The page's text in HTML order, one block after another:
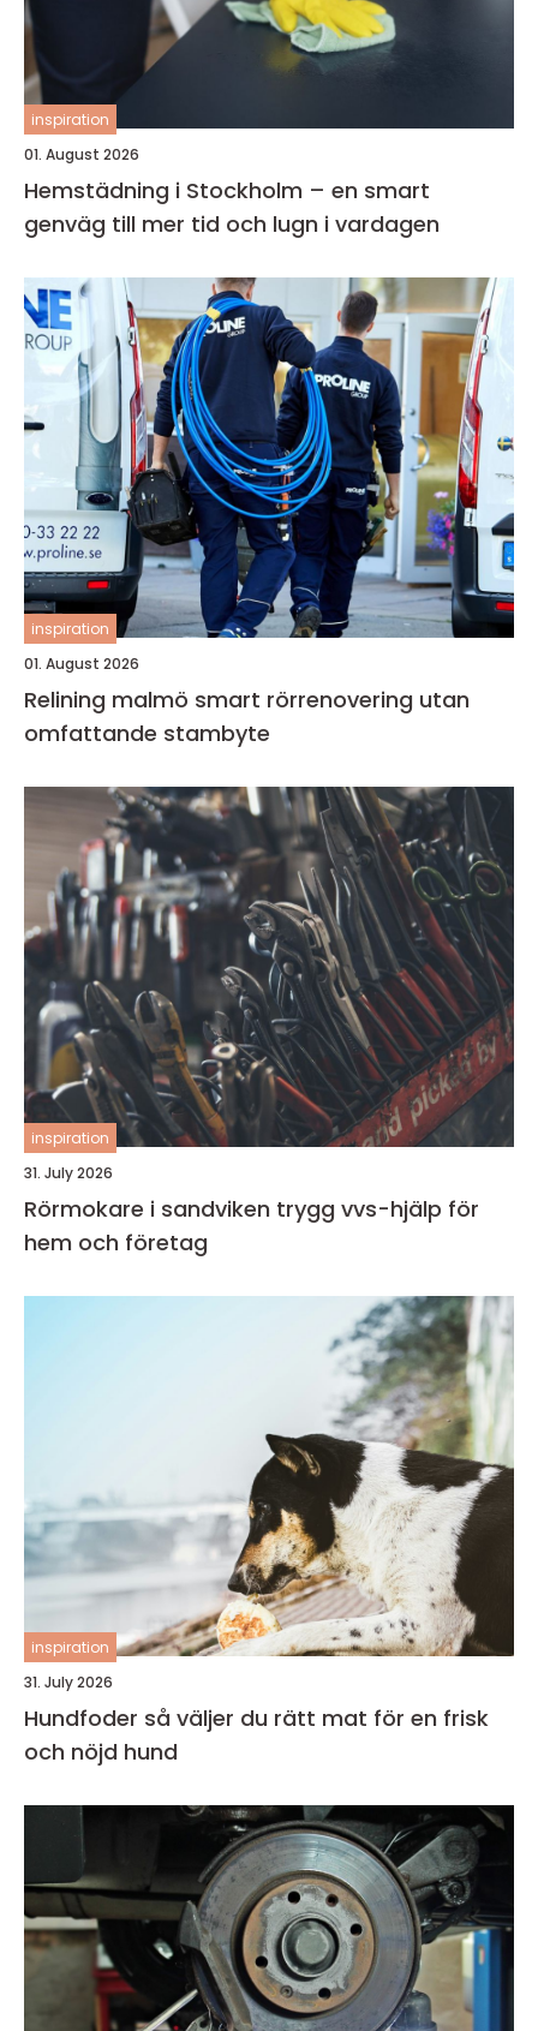
inspiration
01. August 2026
Hemstädning i Stockholm – en smart
genväg till mer tid och lugn i vardagen
inspiration
01. August 2026
Relining malmö smart rörrenovering utan
omfattande stambyte
inspiration
31. July 2026
Rörmokare i sandviken trygg vvs-hjälp för
hem och företag
inspiration
31. July 2026
Hundfoder så väljer du rätt mat för en frisk
och nöjd hund